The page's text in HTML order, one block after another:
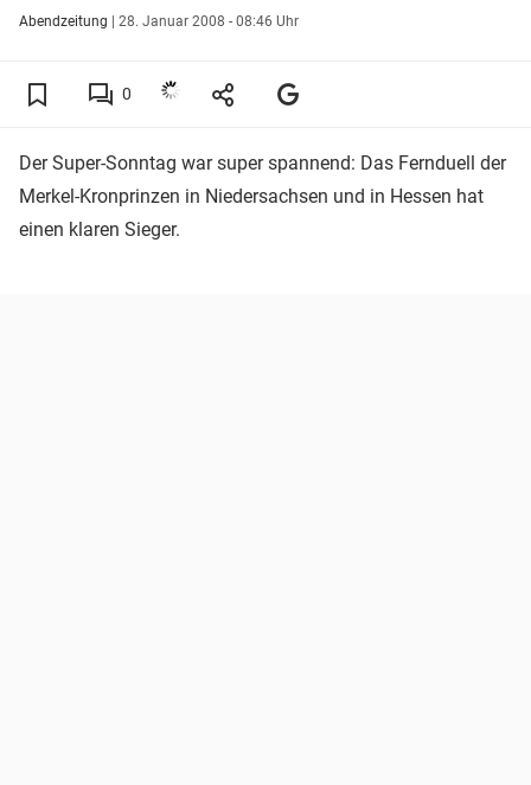
Abendzeitung | 28. Januar 2008 - 08:46 Uhr
0
Der Super-Sonntag war super spannend: Das Fernduell der
Merkel-Kronprinzen in Niedersachsen und in Hessen hat
einen klaren Sieger.